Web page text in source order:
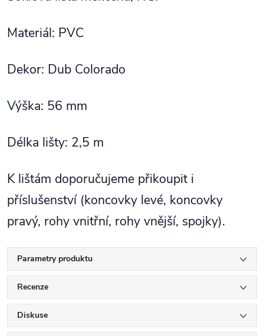
Materiál: PVC
Dekor: Dub Colorado
Výška: 56 mm
Délka lišty: 2,5 m
K lištám doporučujeme přikoupit i
příslušenství (koncovky levé, koncovky
pravý, rohy vnitřní, rohy vnější, spojky).
Parametry produktu
Recenze
Diskuse